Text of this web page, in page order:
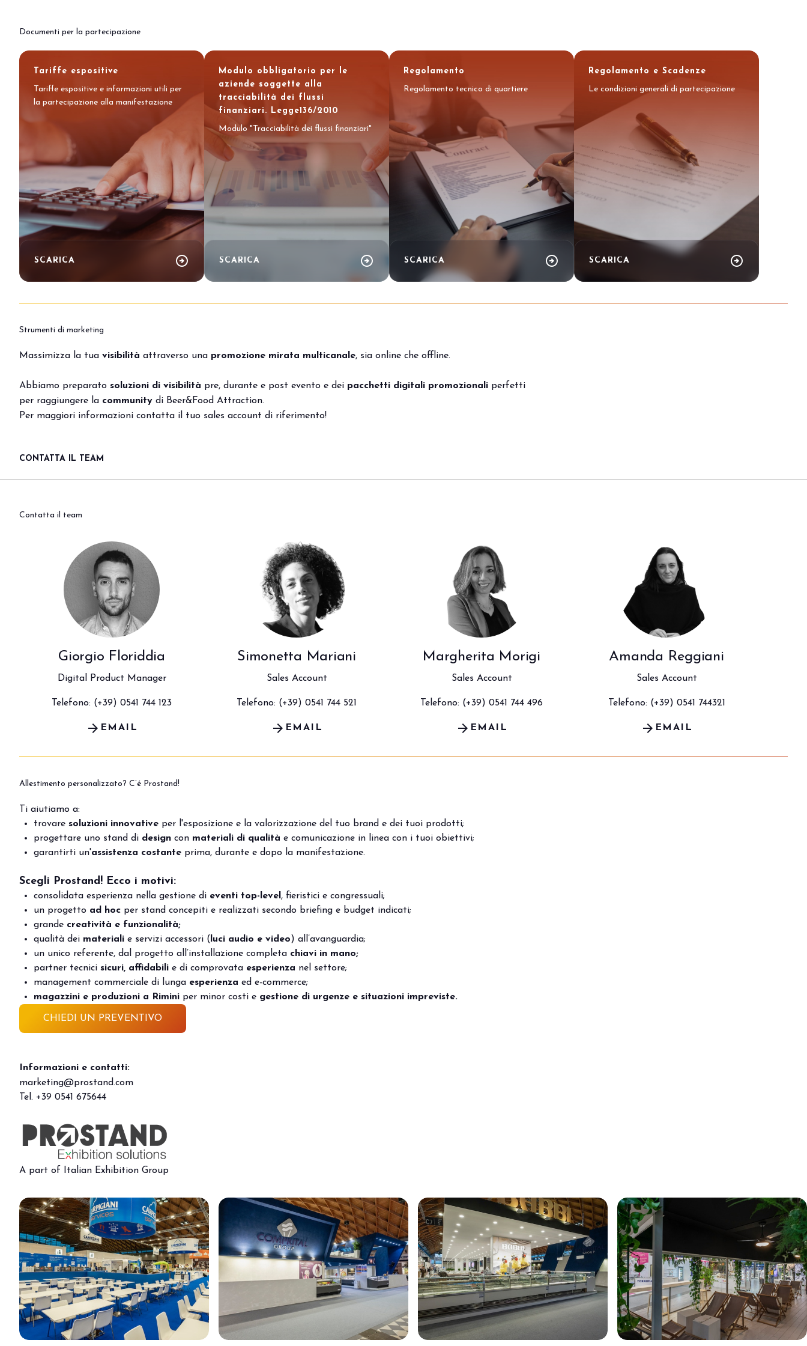
Eventi espositori
MEDIA ROOM
Per accreditarsi
Servizi per i media
Download loghi e immagini
CATALOGO arrow_drop_down
Catalogo espositori 2026
Porta il tuo business al centro dell’innovazione Out of Home.
PRENOTA IL TUO STAND
Vivi l’esperienza che anticipa il futuro del foodservice.
VISITA BEER&FOOD ATTRACTION
SCOPRI I DETTAGLI
Documenti per la partecipazione
Tariffe espositive
Tariffe espositive e informazioni utili per
la partecipazione alla manifestazione
SCARICA arrow_circle_right
Modulo obbligatorio per le
aziende soggette alla
tracciabilità dei flussi
finanziari. Legge136/2010
Modulo "Tracciabilità dei flussi finanziari"
SCARICA arrow_circle_right
Regolamento
Regolamento tecnico di quartiere
SCARICA arrow_circle_right
Regolamento e Scadenze
Le condizioni generali di partecipazione
SCARICA arrow_circle_right
Strumenti di marketing
Massimizza la tua visibilità attraverso una promozione mirata multicanale, sia online che offline.
Abbiamo preparato soluzioni di visibilità pre, durante e post evento e dei pacchetti digitali promozionali perfetti
per raggiungere la community di Beer&Food Attraction.
Per maggiori informazioni contatta il tuo sales account di riferimento!
CONTATTA IL TEAM
Contatta il team
Giorgio Floriddia
Digital Product Manager
Telefono: (+39) 0541 744 123
EMAIL
arrow_forward
Simonetta Mariani
Sales Account
Telefono: (+39) 0541 744 521
EMAIL
arrow_forward
Margherita Morigi
Sales Account
Telefono: (+39) 0541 744 496
EMAIL
arrow_forward
Amanda Reggiani
Sales Account
Telefono: (+39) 0541 744321
EMAIL
arrow_forward
Allestimento personalizzato? C’é Prostand!
Ti aiutiamo a:
trovare soluzioni innovative per l'esposizione e la valorizzazione del tuo brand e dei tuoi prodotti;
progettare uno stand di design con materiali di qualità e comunicazione in linea con i tuoi obiettivi;
garantirti un'assistenza costante prima, durante e dopo la manifestazione.
Scegli Prostand! Ecco i motivi:
consolidata esperienza nella gestione di eventi top-level , fieristici e congressuali;
un progetto ad hoc per stand concepiti e realizzati secondo briefing e budget indicati;
grande creatività e funzionalità;
qualità dei materiali e servizi accessori ( luci audio e video) all’avanguardia;
un unico referente, dal progetto all’installazione completa chiavi in mano;
partner tecnici sicuri, affidabili e di comprovata esperienza nel settore;
management commerciale di lunga esperienza ed e-commerce;
magazzini e produzioni a Rimini per minor costi e gestione di urgenze e situazioni impreviste.
CHIEDI UN PREVENTIVO
Informazioni e contatti:
marketing@prostand.com
Tel. +39 0541 675644
A part of Italian Exhibition Group